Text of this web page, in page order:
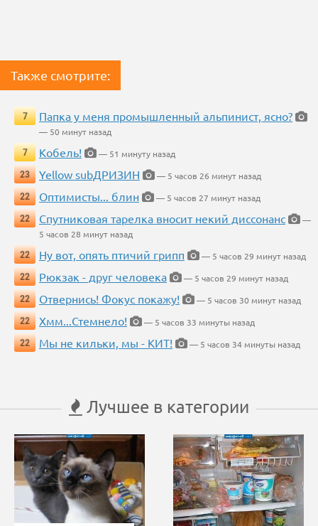
Также смотрите:
7 Папка у меня промышленный альпинист, ясно?
— 50 минут назад
7
Кобель!
— 51 минуту назад
23
Yellow subДРИЗИН
— 5 часов 26 минут назад
22
Оптимисты... блин
— 5 часов 27 минут назад
22
Спутниковая тарелка вносит некий диссонанс
—
5 часов 28 минут назад
22
Ну вот, опять птичий грипп
— 5 часов 29 минут назад
22
Рюкзак - друг человека
— 5 часов 29 минут назад
22
Отвернись! Фокус покажу!
— 5 часов 30 минут назад
22
Хмм...Стемнело!
— 5 часов 33 минуты назад
22
Мы не кильки, мы - КИТ! — 5 часов 34 минуты назад
Лучшее в категории